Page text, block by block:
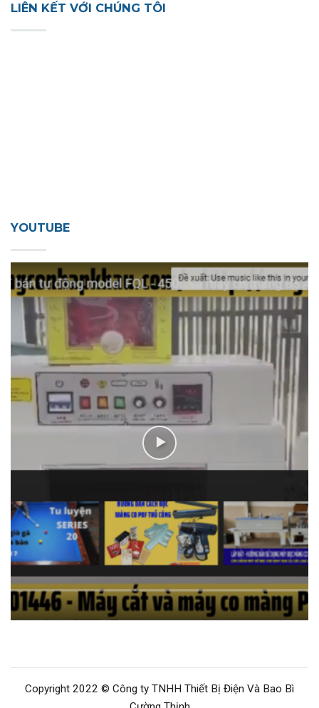
LIÊN KẾT VỚI CHÚNG TÔI
YOUTUBE
Copyright 2022 © Công ty TNHH Thiết Bị Điện Và Bao Bì